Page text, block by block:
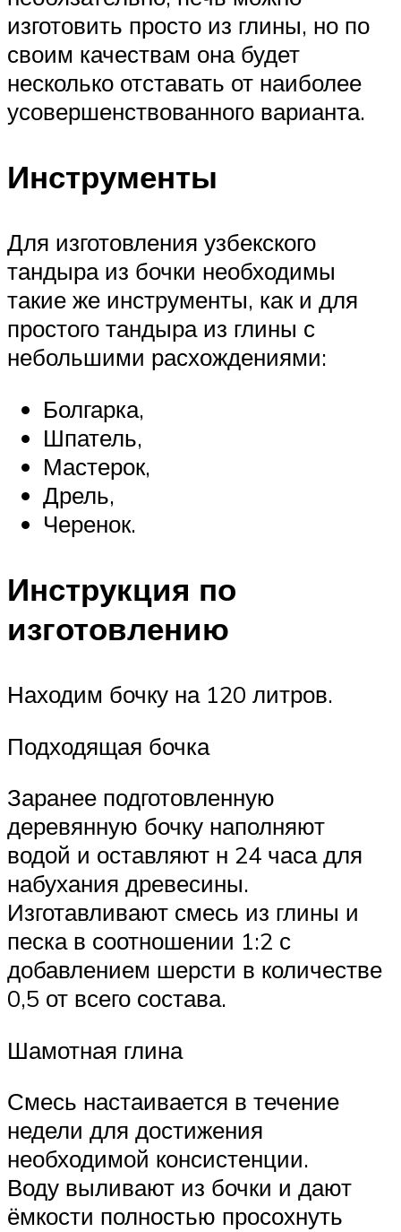
изготовить просто из глины, но по
своим качествам она будет
несколько отставать от наиболее
усовершенствованного варианта.
Инструменты
Для изготовления узбекского
тандыра из бочки необходимы
такие же инструменты, как и для
простого тандыра из глины с
небольшими расхождениями:
Болгарка,
Шпатель,
Мастерок,
Дрель,
Черенок.
Инструкция по
изготовлению
Находим бочку на 120 литров.
Подходящая бочка
Заранее подготовленную
деревянную бочку наполняют
водой и оставляют н 24 часа для
набухания древесины.
Изготавливают смесь из глины и
песка в соотношении 1:2 с
добавлением шерсти в количестве
0,5 от всего состава.
Шамотная глина
Смесь настаивается в течение
недели для достижения
необходимой консистенции.
Воду выливают из бочки и дают
ёмкости полностью просохнуть